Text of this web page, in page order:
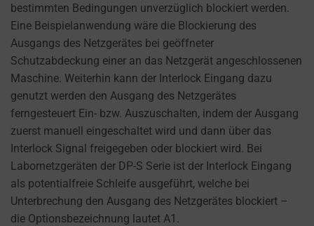
bestimmten Bedingungen unverzüglich blockiert werden.
Eine Beispielanwendung wäre die Blockierung des
Ausgangs des Netzgerätes bei geöffneter
Schutzabdeckung einer an das Netzgerät angeschlossenen
Maschine. Weiterhin kann der Interlock Eingang dazu
genutzt werden den Ausgang des Netzgerätes
ferngesteuert Ein- bzw. Auszuschalten, indem der Ausgang
zuerst manuell eingeschaltet wird und dann über das
Interlock Signal freigegeben oder blockiert wird. Bei
Labornetzgeräten der DP-S Serie ist der Interlock Eingang
als potentialfreie Schleife ausgeführt, welche bei
Unterbrechung den Ausgang des Netzgerätes blockiert –
die Optionsbezeichnung lautet A1.